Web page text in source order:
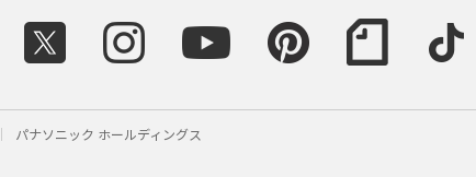
パナソニック ホールディングス